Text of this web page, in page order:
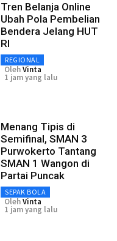
Tren Belanja Online
Ubah Pola Pembelian
Bendera Jelang HUT
RI
REGIONAL
OlehVinta
1 jam yang lalu
Menang Tipis di
Semifinal, SMAN 3
Purwokerto Tantang
SMAN 1 Wangon di
Partai Puncak
SEPAK BOLA
OlehVinta
1 jam yang lalu